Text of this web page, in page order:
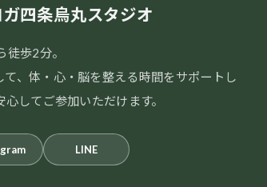
四条烏丸スタジオ
歩2分。
、体・心・脳を整える時間をサポートし
してご参加いただけます。
LINE